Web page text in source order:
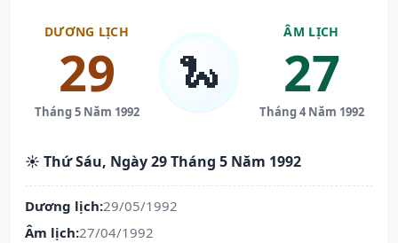
DƯƠNG LỊCH
29
Tháng 5 Năm 1992
🐍
ÂM LỊCH
27
Tháng 4 Năm 1992
☀️ Thứ Sáu, Ngày 29 Tháng 5 Năm 1992
Dương lịch:29/05/1992
Âm lịch:27/04/1992